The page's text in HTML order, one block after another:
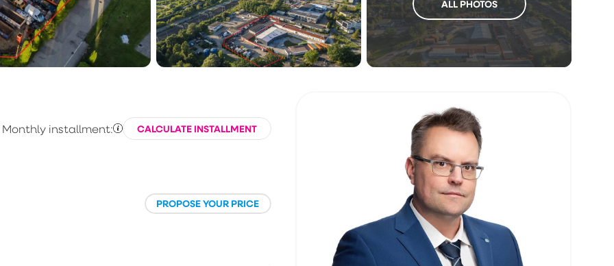
ALL PHOTOS
Monthly installment: CALCULATE INSTALLMENT
PROPOSE YOUR PRICE